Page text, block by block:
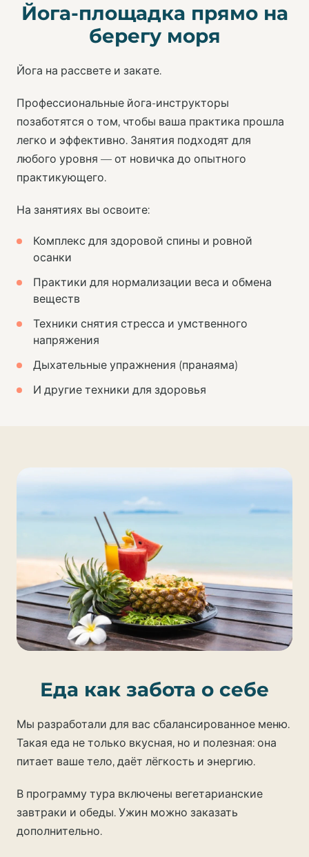
Йога-площадка прямо на
берегу моря
Йога на рассвете и закате.
Профессиональные йога-инструкторы
позаботятся о том, чтобы ваша практика прошла
легко и эффективно. Занятия подходят для
любого уровня — от новичка до опытного
практикующего.
На занятиях вы освоите:
Комплекс для здоровой спины и ровной
осанки
Практики для нормализации веса и обмена
веществ
Техники снятия стресса и умственного
напряжения
Дыхательные упражнения (пранаяма)
И другие техники для здоровья
Еда как забота о себе
Мы разработали для вас сбалансированное меню.
Такая еда не только вкусная, но и полезная: она
питает ваше тело, даёт лёгкость и энергию.
В программу тура включены вегетарианские
завтраки и обеды. Ужин можно заказать
дополнительно.